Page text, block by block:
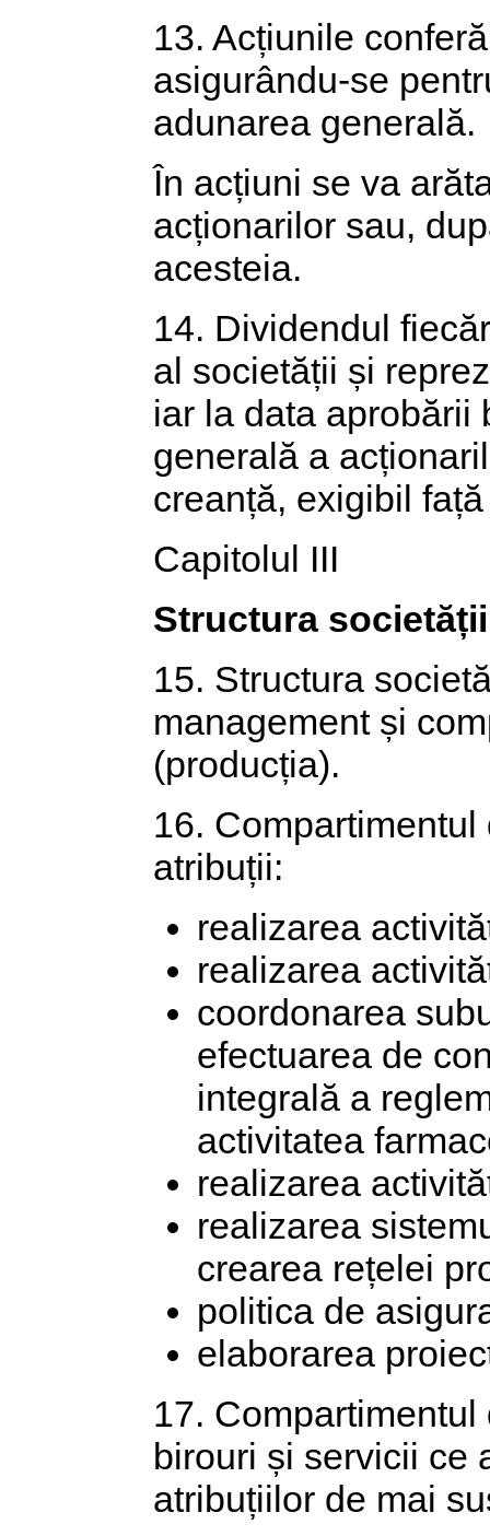
13. Acțiunile
asigurându-se
adunarea generală.
În acțiuni se va
acționarilor sau,
acesteia.
14. Dividendul
al societății și
iar la data aprobării
generală a
creanță, exigibil
Capitolul III
Structura societății
15. Structura
management și
(producția).
16.
atribuții:
realizarea
realizarea
coordonarea
efectuarea de
integrală a
activitatea
realizarea
realizarea
crearea rețelei
politica de
elaborarea
17.
birouri și servicii ce
atribuțiilor de mai